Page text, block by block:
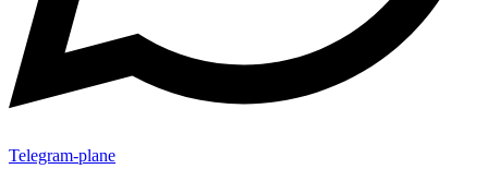
Telegram-plane